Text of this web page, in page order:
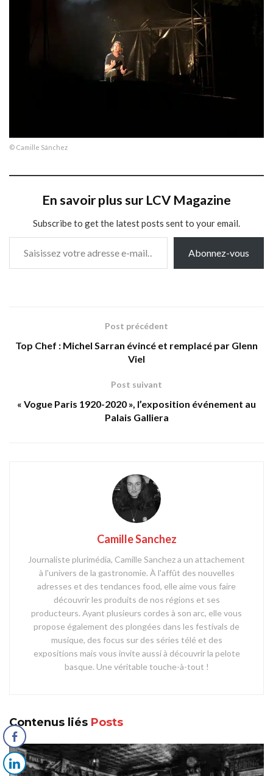
© Camille Sánchez
En savoir plus sur LCV Magazine
Subscribe to get the latest posts sent to your email.
Saisissez votre adresse e-mail…
Abonnez-vous
Post précédent
Top Chef : Michel Sarran évincé et remplacé par Glenn
Viel
Post suivant
« Vogue Paris 1920-2020 », l’exposition événement au
Palais Galliera
Camille Sanchez
Journaliste plurimédia, Camille Sanchez a un attachement
à l'univers de la gastronomie. À l'affût des nouvelles
adresses et des tendances food, elle aime vous faire
découvrir les produits de nos régions et ses
producteurs. Ayant plusieurs cordes à son arc, elle vous
propose également des plongées dans les festivals de
musique, des focus sur des séries télé et des
expositions mais vous invite aussi à découvrir la pelote
basque. Une véritable touche-à-tout !
Contenus liés Posts